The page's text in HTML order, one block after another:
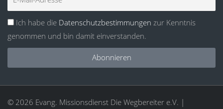
Mail
Ich habe die Datenschutzbestimmungen zur Kenntnis
genommen und bin damit einverstanden.
Abonnieren
© 2026 Evang. Missionsdienst Die Wegbereiter e.V. |